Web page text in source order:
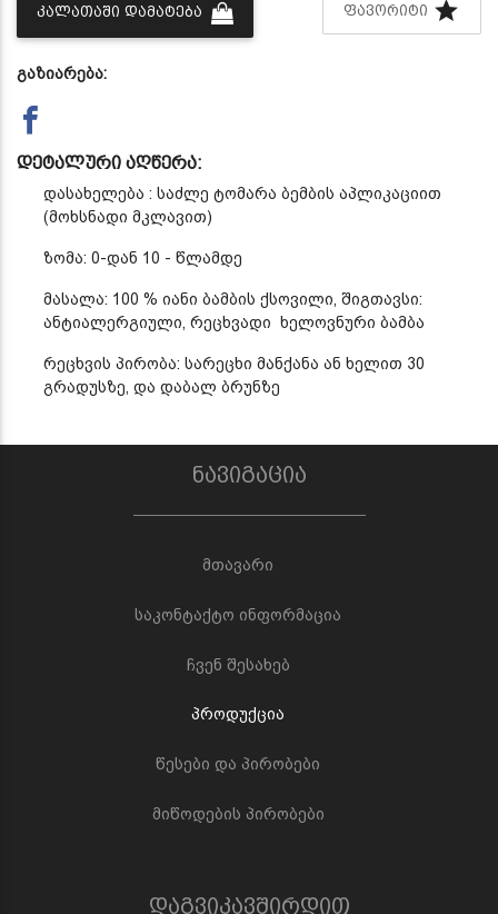
ᲙᲐᲚᲐᲗᲐᲨᲘ ᲓᲐᲛᲐᲢᲔᲑᲐ ᲤᲐᲕᲝᲠᲘᲢᲘ
გაზიარება:
დეტალური აღწერა:
დასახელება : საძლე ტომარა ბემბის აპლიკაციით
(მოხსნადი მკლავით)
ზომა: 0-დან 10 - წლამდე
მასალა: 100 % იანი ბამბის ქსოვილი, შიგთავსი:
ანტიალერგიული, რეცხვადი ხელოვნური ბამბა
რეცხვის პირობა: სარეცხი მანქანა ან ხელით 30
გრადუსზე, და დაბალ ბრუნზე
ნავიგაცია
მთავარი
საკონტაქტო ინფორმაცია
ჩვენ შესახებ
პროდუქცია
წესები და პირობები
მიწოდების პირობები
დაგვიკავშირდით